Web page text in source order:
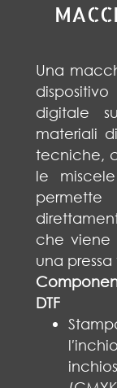
Una
digitale
materiali
tecniche,
le
che viene
una
DTF